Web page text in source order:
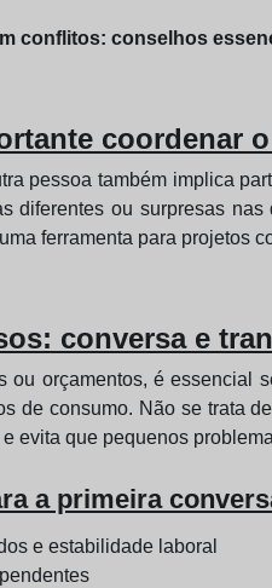
conflitos: conselhos
coordenar
pessoa também implica
diferentes ou surpresas
ferramenta para projetos
conversa e
ou orçamentos, é essencial
de consumo. Não se trata
evita que pequenos
a primeira
e estabilidade laboral